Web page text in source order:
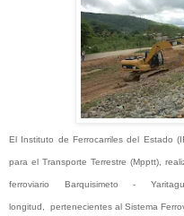
El Instituto de Ferrocarriles del Estado
para el Transporte Terrestre (Mpptt),
ferroviario Barquisimeto -
longitud, pertenecientes al Sistema